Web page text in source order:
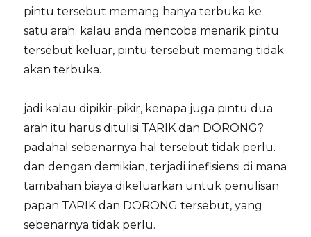
pintu tersebut memang hanya terbuka ke
satu arah. kalau anda mencoba menarik pintu
tersebut keluar, pintu tersebut memang tidak
akan terbuka.
jadi kalau dipikir-pikir, kenapa juga pintu dua
arah itu harus ditulisi TARIK dan DORONG?
padahal sebenarnya hal tersebut tidak perlu.
dan dengan demikian, terjadi inefisiensi di mana
tambahan biaya dikeluarkan untuk penulisan
papan TARIK dan DORONG tersebut, yang
sebenarnya tidak perlu.